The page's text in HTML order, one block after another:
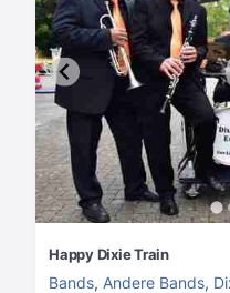
Happy Dixie Train
Bands, Andere Bands,